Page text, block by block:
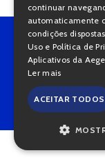
Copyright ©
continuar
automaticamente
condições
Uso e Política de
Aplicativos da
Ler mais
ACEITAR TODOS